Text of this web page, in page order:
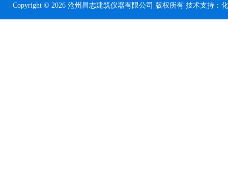
Copyright © 2026 沧州昌志建筑仪器有限公司 版权所有 技术支持：